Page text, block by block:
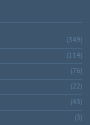
(349)
(114)
(76)
(22)
(43)
(3)